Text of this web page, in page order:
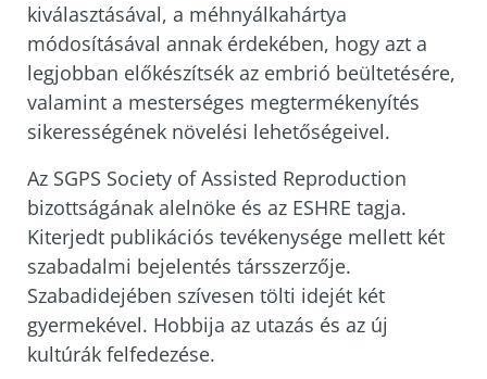
kiválasztásával, a méhnyálkahártya
módosításával annak érdekében, hogy azt a
legjobban előkészítsék az embrió beültetésére,
valamint a mesterséges megtermékenyítés
sikerességének növelési lehetőségeivel.
Az SGPS Society of Assisted Reproduction
bizottságának alelnöke és az ESHRE tagja.
Kiterjedt publikációs tevékenysége mellett két
szabadalmi bejelentés társszerzője.
Szabadidejében szívesen tölti idejét két
gyermekével. Hobbija az utazás és az új
kultúrák felfedezése.